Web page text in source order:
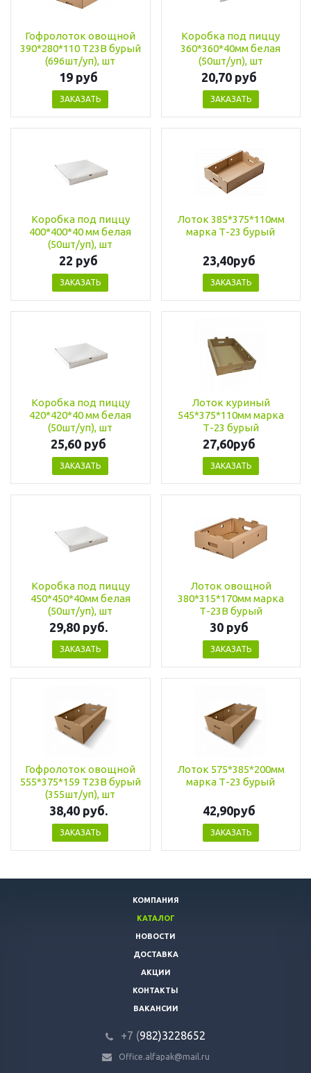
Гофролоток овощной
390*280*110 Т23В бурый
(696шт/уп), шт
19 руб
ЗАКАЗАТЬ
Коробка под пиццу
360*360*40мм белая
(50шт/уп), шт
20,70 руб
ЗАКАЗАТЬ
Коробка под пиццу
400*400*40 мм белая
(50шт/уп), шт
22 руб
ЗАКАЗАТЬ
Лоток 385*375*110мм
марка Т-23 бурый
23,40руб
ЗАКАЗАТЬ
Коробка под пиццу
420*420*40 мм белая
(50шт/уп), шт
25,60 руб
ЗАКАЗАТЬ
Лоток куриный
545*375*110мм марка
Т-23 бурый
27,60руб
ЗАКАЗАТЬ
Коробка под пиццу
450*450*40мм белая
(50шт/уп), шт
29,80 руб.
ЗАКАЗАТЬ
Лоток овощной
380*315*170мм марка
Т-23В бурый
30 руб
ЗАКАЗАТЬ
Гофролоток овощной
555*375*159 Т23В бурый
(355шт/уп), шт
38,40 руб.
ЗАКАЗАТЬ
Лоток 575*385*200мм
марка Т-23 бурый
42,90руб
ЗАКАЗАТЬ
КОМПАНИЯ
КАТАЛОГ
НОВОСТИ
ДОСТАВКА
АКЦИИ
КОНТАКТЫ
ВАКАНСИИ
+7 (982)3228652
Office.alfapak@mail.ru